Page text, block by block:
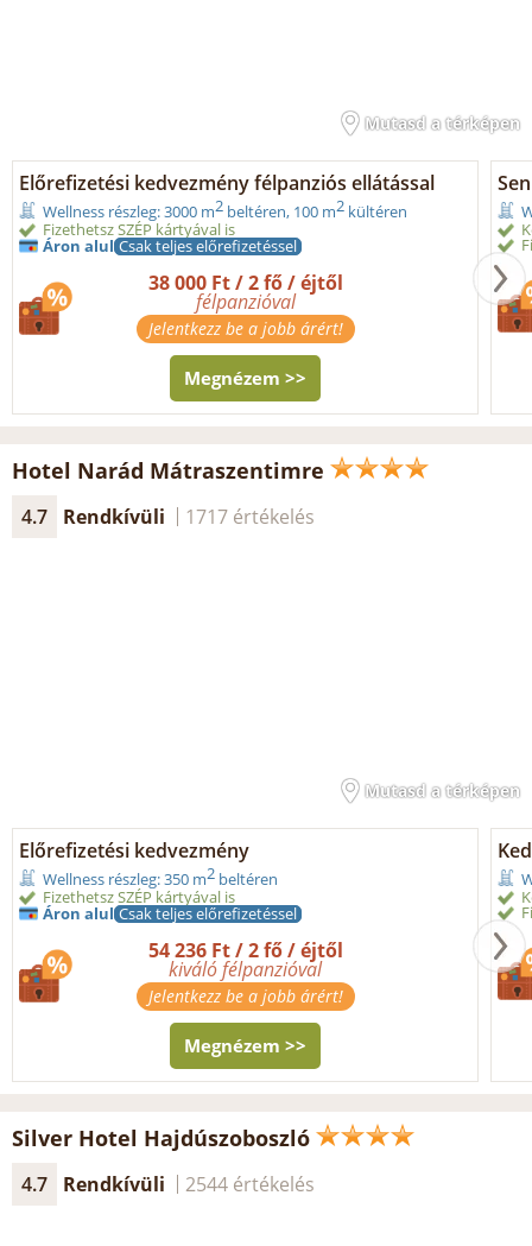
Mutasd a térképen
Előrefizetési kedvezmény félpanziós ellátással
Wellness részleg: 3000 m2 beltéren, 100 m2 kültéren
Fizethetsz SZÉP kártyával is
Áron alul Csak teljes előrefizetéssel
38 000 Ft / 2 fő / éjtől
félpanzióval
Jelentkezz be a jobb árért!
Megnézem >>
Hotel Narád Mátraszentimre
4.7 Rendkívüli 1717 értékelés
Mutasd a térképen
Előrefizetési kedvezmény
Wellness részleg: 350 m2 beltéren
Fizethetsz SZÉP kártyával is
Áron alul Csak teljes előrefizetéssel
54 236 Ft / 2 fő / éjtől
kiváló félpanzióval
Jelentkezz be a jobb árért!
Megnézem >>
Silver Hotel Hajdúszoboszló
4.7 Rendkívüli 2544 értékelés